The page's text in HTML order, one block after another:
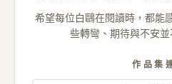
希望每位白鷗在閱讀時，都能
些轉彎、期待與不安並
作品集